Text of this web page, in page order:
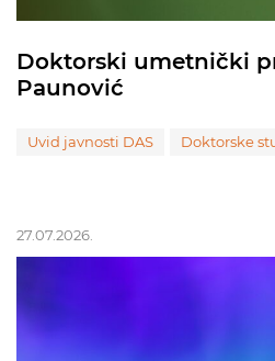
Doktorski umetnički
Paunović
Uvid javnosti DAS Doktorske
27.07.2026.